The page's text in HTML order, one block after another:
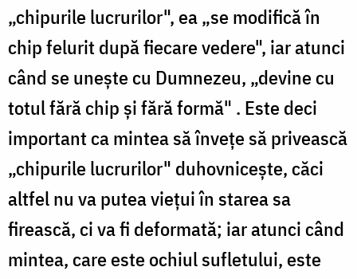
„chipurile lucrurilor", ea „se modifică în
chip felurit după fiecare vedere", iar atunci
când se uneşte cu Dumnezeu, „devine cu
totul fără chip şi fără formă" . Este deci
important ca mintea să înveţe să privească
„chipurile lucrurilor" duhovniceşte, căci
altfel nu va putea vieţui în starea sa
firească, ci va fi deformată; iar atunci când
mintea, care este ochiul sufletului, este